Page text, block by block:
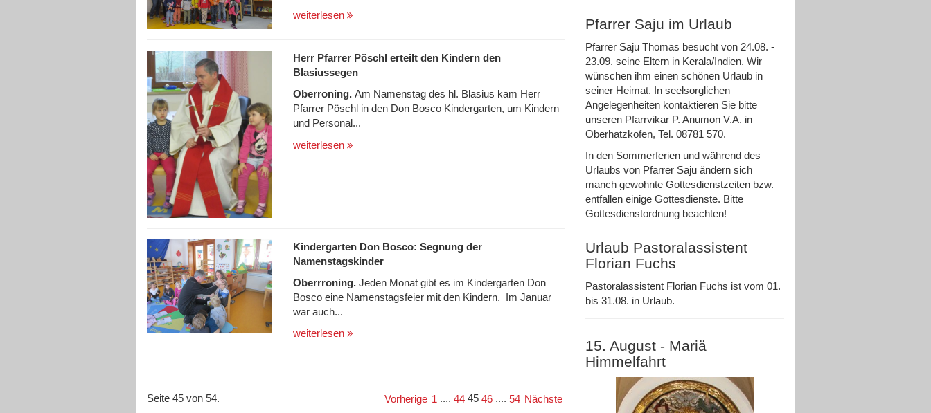
weiterlesen
Herr Pfarrer Pöschl erteilt den Kindern den
Blasiussegen
Oberroning.Am Namenstag des hl. Blasius kam Herr
Pfarrer Pöschl in den Don Bosco Kindergarten, um Kindern
und Personal...
weiterlesen
Kindergarten Don Bosco: Segnung der
Namenstagskinder
Oberrroning.Jeden Monat gibt es im Kindergarten Don
Bosco eine Namenstagsfeier mit den Kindern. Im Januar
war auch...
weiterlesen
Seite 45 von 54. Vorherige 1 .... 44 45 46 .... 54 Nächste
Pfarrer Saju im Urlaub
Pfarrer Saju Thomas besucht von 24.08. -
23.09. seine Eltern in Kerala/Indien. Wir
wünschen ihm einen schönen Urlaub in
seiner Heimat. In seelsorglichen
Angelegenheiten kontaktieren Sie bitte
unseren Pfarrvikar P. Anumon V.A. in
Oberhatzkofen, Tel. 08781 570.
In den Sommerferien und während des
Urlaubs von Pfarrer Saju ändern sich
manch gewohnte Gottesdienstzeiten bzw.
entfallen einige Gottesdienste. Bitte
Gottesdienstordnung beachten!
Urlaub Pastoralassistent
Florian Fuchs
Pastoralassistent Florian Fuchs ist vom 01.
bis 31.08. in Urlaub.
15. August - Mariä
Himmelfahrt